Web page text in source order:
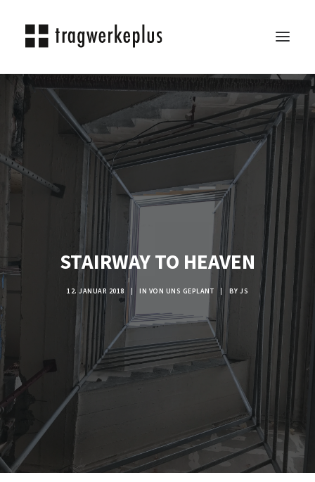
TRAGWERKEPLUS
ÜBER UNS
STAIRWAY TO HEAVEN
12. JANUAR 2018 | IN VON UNS GEPLANT | BY JS